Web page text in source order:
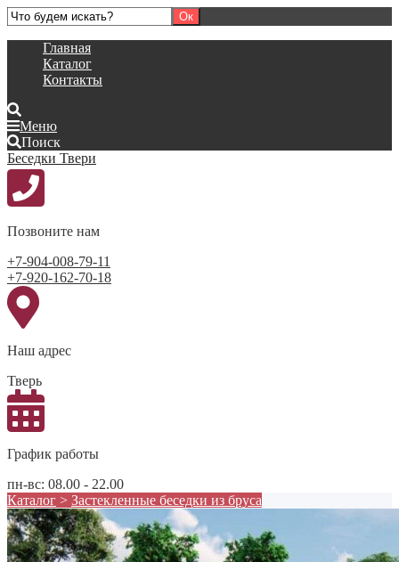
Главная
Каталог
Контакты
Меню
Поиск
Беседки Твери
Позвоните нам
+7-904-008-79-11
+7-920-162-70-18
Наш адрес
Тверь
График работы
пн-вс: 08.00 - 22.00
Каталог > Застекленные беседки из бруса